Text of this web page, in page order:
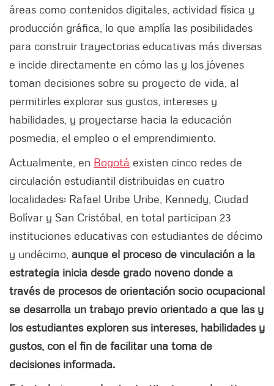
áreas como contenidos digitales, actividad física y
producción gráfica, lo que amplía las posibilidades
para construir trayectorias educativas más diversas
e incide directamente en cómo las y los jóvenes
toman decisiones sobre su proyecto de vida, al
permitirles explorar sus gustos, intereses y
habilidades, y proyectarse hacia la educación
posmedia, el empleo o el emprendimiento.
Actualmente, en Bogotá existen cinco redes de
circulación estudiantil distribuidas en cuatro
localidades: Rafael Uribe Uribe, Kennedy, Ciudad
Bolívar y San Cristóbal, en total participan 23
instituciones educativas con estudiantes de décimo
y undécimo, aunque el proceso de vinculación a la
estrategia inicia desde grado noveno donde a
través de procesos de orientación socio ocupacional
se desarrolla un trabajo previo orientado a que las y
los estudiantes exploren sus intereses, habilidades y
gustos, con el fin de facilitar una toma de
decisiones informada.